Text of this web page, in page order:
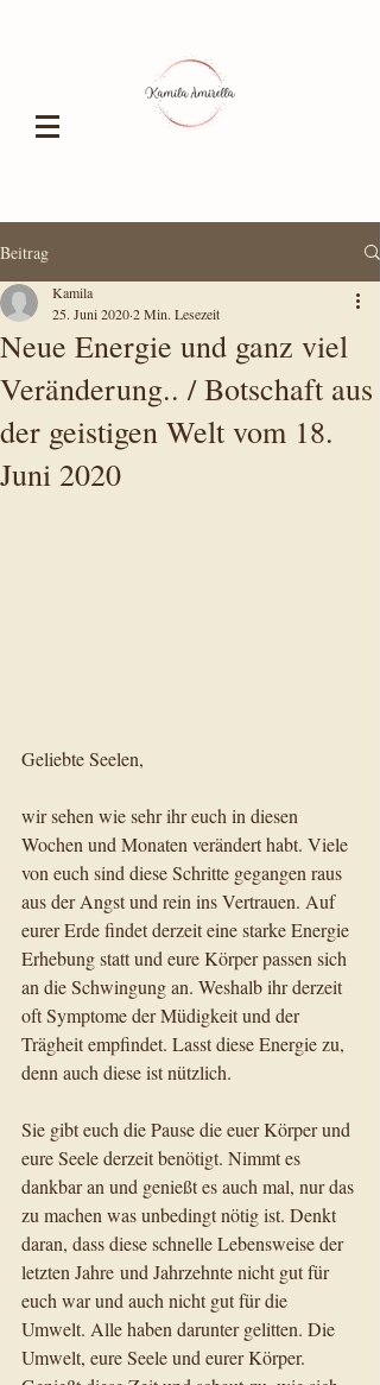
Beitrag
Neue Energie und ganz viel
Veränderung.. / Botschaft aus
der geistigen Welt vom 18.
Juni 2020
Kamila
25. Juni 20202 Min. Lesezeit
Geliebte Seelen,
wir sehen wie sehr ihr euch in diesen
Wochen und Monaten verändert habt. Viele
von euch sind diese Schritte gegangen raus
aus der Angst und rein ins Vertrauen. Auf
eurer Erde findet derzeit eine starke Energie
Erhebung statt und eure Körper passen sich
an die Schwingung an. Weshalb ihr derzeit
oft Symptome der Müdigkeit und der
Trägheit empfindet. Lasst diese Energie zu,
denn auch diese ist nützlich.
Sie gibt euch die Pause die euer Körper und
eure Seele derzeit benötigt. Nimmt es
dankbar an und genießt es auch mal, nur das
zu machen was unbedingt nötig ist. Denkt
daran, dass diese schnelle Lebensweise der
letzten Jahre und Jahrzehnte nicht gut für
euch war und auch nicht gut für die
Umwelt. Alle haben darunter gelitten. Die
Umwelt, eure Seele und eurer Körper.